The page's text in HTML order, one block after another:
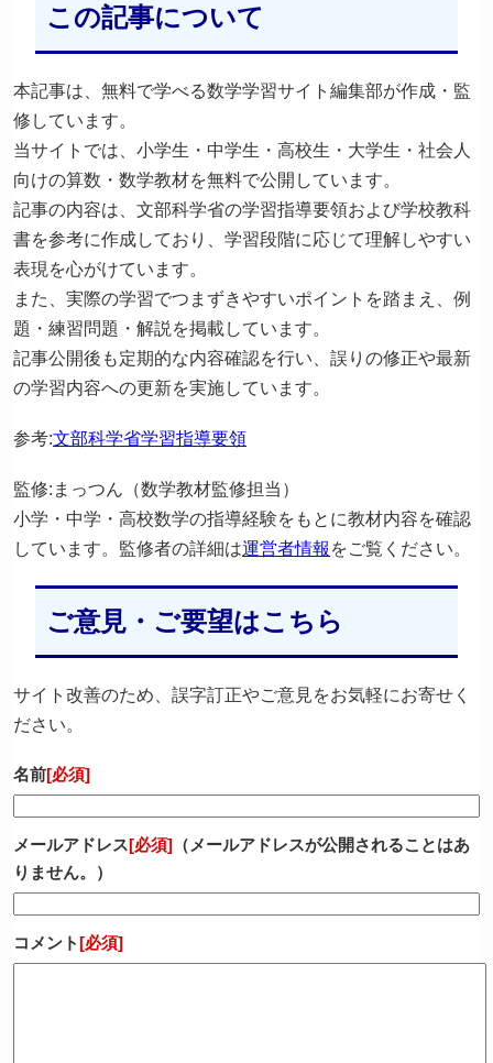
この記事について
本記事は、無料で学べる数学学習サイト編集部が作成・監
修しています。
当サイトでは、小学生・中学生・高校生・大学生・社会人
向けの算数・数学教材を無料で公開しています。
記事の内容は、文部科学省の学習指導要領および学校教科
書を参考に作成しており、学習段階に応じて理解しやすい
表現を心がけています。
また、実際の学習でつまずきやすいポイントを踏まえ、例
題・練習問題・解説を掲載しています。
記事公開後も定期的な内容確認を行い、誤りの修正や最新
の学習内容への更新を実施しています。
参考:文部科学省学習指導要領
監修:まっつん（数学教材監修担当）
小学・中学・高校数学の指導経験をもとに教材内容を確認
しています。監修者の詳細は運営者情報 をご覧ください。
ご意見・ご要望はこちら
サイト改善のため、誤字訂正やご意見をお気軽にお寄せく
ださい。
名前[必須]
メールアドレス[必須] （メールアドレスが公開されることはあ
りません。）
コメント[必須]